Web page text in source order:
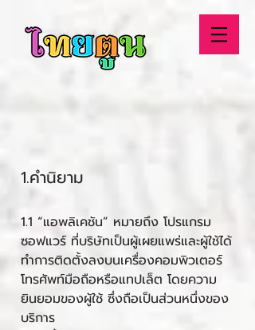
1.คำนิยาม
1.1 “แอพลิเคชัน” หมายถึง โปรแกรม
ซอฟแวร์ ที่บริษัทเป็นผู้เผยแพร่และผู้ใช้ได้
ทำการติดตั้งลงบนเครื่องคอมพิวเตอร์
โทรศัพท์มือถือหรือแทปเล็ต โดยความ
ยินยอมของผู้ใช้ ซึ่งถือเป็นส่วนหนึ่งของ
บริการ